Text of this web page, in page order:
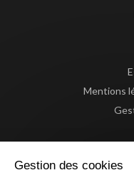
Mentions
Gestion des cookies